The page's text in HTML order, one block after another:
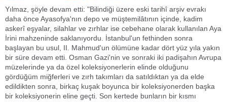
Yılmaz, şöyle devam etti: "Bilindiği üzere eski tarihî arşiv evrakı
daha önce Ayasofya'nın depo ve müştemilâtının içinde, kadim
askerî eşyalar, silahlar ve zırhlar ise cebehane olarak kullanılan Aya
İrini mahzeninde saklanıyordu. İstanbul'un fethinden sonra
başlayan bu usul, II. Mahmud'un ölümüne kadar dört yüz yıla yakın
bir süre devam etti. Osman Gazi'nin ve sonraki iki padişahın Avrupa
müzelerinde ya da özel koleksiyonerlerin elinde olduğunu
gördüğüm miğferleri ve zırh takımları da satıldıktan ya da elde
edildikten sonra, birkaç kuşak boyunca bir koleksiyonerden başka
bir koleksiyonerin eline geçti. Son kertede bunların bir kısmı